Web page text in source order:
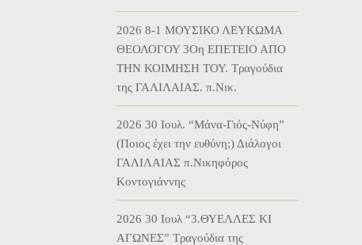
2026 8-1 ΜΟΥΣΙΚΟ ΛΕΥΚΩΜΑ
ΘΕΟΛΟΓΟΥ 3Οη ΕΠΕΤΕΙΟ ΑΠΟ
ΤΗΝ ΚΟΙΜΗΣΗ ΤΟΥ. Τραγούδια
της ΓΑΛΙΛΑΙΑΣ. π.Νικ.
2026 30 Ιουλ. “Μάνα-Γιός-Νύφη”
(Ποιος έχει την ευθύνη;) Διάλογοι
ΓΑΛΙΛΑΙΑΣ π.Νικηφόρος
Κοντογιάννης
2026 30 Ιουλ “3.ΘΥΕΛΛΕΣ ΚΙ
ΑΓΩΝΕΣ” Τραγούδια της